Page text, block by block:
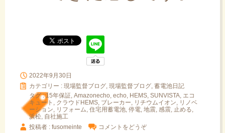
2022年9月30日
カテゴリー : 現場監督ブログ 現場監督ブログ, 蓄電池日記
タグ :15年保証 Amazonecho echo HEMS SUNVISTA エコ
キュート
クラウドHEMS ブレーカー リチウムイオン
リノベ
ーション
リフォーム 住宅用蓄電池 停電 地震 感震 止める
浜松 自社施工
投稿者 : fusomeinte
コメントをどうぞ